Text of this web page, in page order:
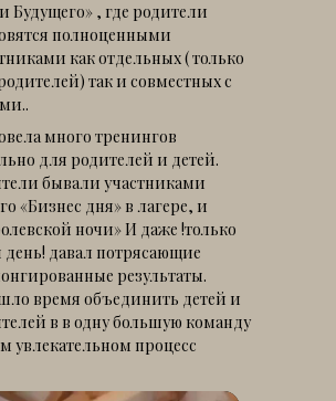
Будущего» , где родители
полноценными
как отдельных ( только
так и совместных с
.
много тренингов
для родителей и детей.
бывали участниками
«Бизнес дня» в лагере, и
ночи» И даже !только
день! давал потрясающие
результаты.
время объединить детей и
в в одну большую команду
увлекательном процесс